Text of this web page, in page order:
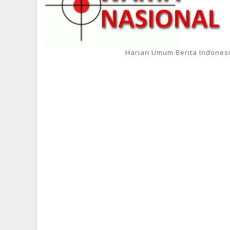
Harian Umum Berita